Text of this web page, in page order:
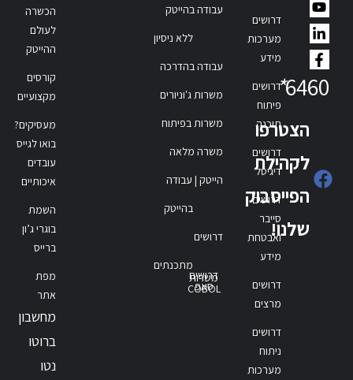
6460
*
הצטרפו
לקהילת
הפייסבוק
שלנו!
דרושים
מערכות
מידע
דרושים
פיתוח
תוכנה
דרושים
דיגיטל
דרושים
סייבר
ואבטחת
מידע
דרושים
מרצים
דרושים
ניתוח
מערכות
עבודה בהייטק
ללא ניסיון
עבודה בהדרכה
משרות ג'וניורים
משרות בפיתוח
משרה מלאה
הייטק | עבודה
בהייטק
דרושים
מתכנתים
דרושים
סאפ
משרות
COBOL
הכשרה
לעולם
ההייטק
קורסים
מקצועיים
מעסיקים?
בואו לגייס
עובדים
איכותיים
השמת
בוגרי ג’ון
ברייס
מפת
אתר
מחשבון
ברוטו
נטו